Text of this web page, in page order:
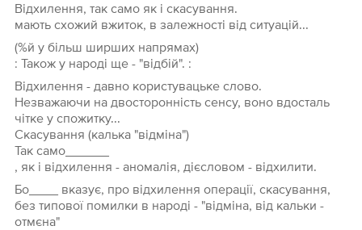
Відхилення, так само як і скасування.
мають схожий вжиток, в залежності від ситуацій...
(%й у більш ширших напрямах)
: Також у народі ще - "відбій". :
Відхилення - давно користувацьке слово.
Незважаючи на двосторонність сенсу, воно вдосталь
чітке у спожитку...
Скасування (калька "відміна")
Так само______
, як і відхилення - аномалія, дієсловом - відхилити.
Бо____ вказує, про відхилення операції, скасування,
без типової помилки в народі - "відміна, від кальки -
отмєна"